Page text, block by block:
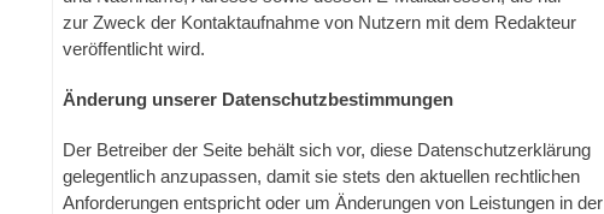
zur Zweck der Kontaktaufnahme von Nutzern mit dem Redakteur
veröffentlicht wird.
Änderung unserer Datenschutzbestimmungen
Der Betreiber der Seite behält sich vor, diese Datenschutzerklärung
gelegentlich anzupassen, damit sie stets den aktuellen rechtlichen
Anforderungen entspricht oder um Änderungen von Leistungen in der